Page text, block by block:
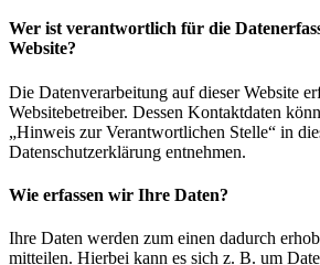
Wer ist verantwortlich für die
Website?
Die Datenverarbeitung auf dieser Website
Websitebetreiber. Dessen Kontaktdaten
„Hinweis zur Verantwortlichen Stelle“ in
Datenschutzerklärung entnehmen.
Wie erfassen wir Ihre Daten?
Ihre Daten werden zum einen dadurch
mitteilen. Hierbei kann es sich z. B. um